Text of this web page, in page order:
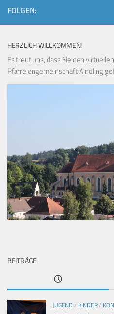
FOLGEN:
HERZLICH WILLKOMMEN!
Es freut uns, dass Sie den
Pfarreiengemeinschaft Aindling
BEITRÄGE
JUGEND / KINDER/